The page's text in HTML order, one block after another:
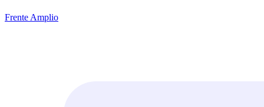
Frente Amplio